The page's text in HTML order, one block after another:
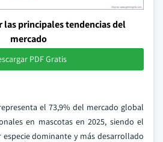
las principales tendencias del
mercado
PDF Gratis
el 73,9% del mercado global
en mascotas en 2025, siendo el
dominante y más desarrollado